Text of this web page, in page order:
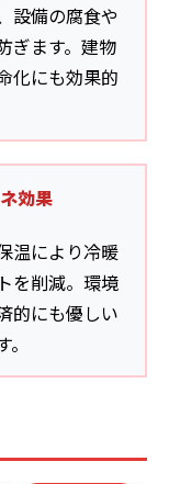
設備の腐食や
ぎます。建物
化にも効果的
効果
温により冷暖
を削減。環境
的にも優しい